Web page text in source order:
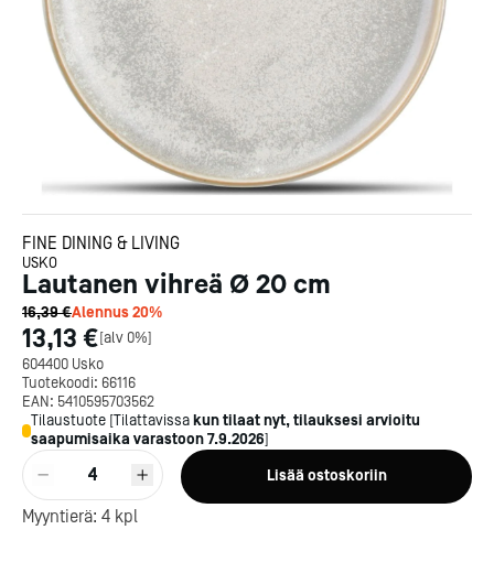
FINE DINING & LIVING
USKO
Lautanen vihreä Ø 20 cm
16,39 €Alennus20%
13,13 €[alv 0%]
604400 Usko
Tuotekoodi: 66116
EAN: 5410595703562
Tilaustuote [Tilattavissa kun tilaat nyt, tilauksesi arvioitu
saapumisaika varastoon7.9.2026]
4 Lisää ostoskoriin
Myyntierä: 4 kpl
Kotipizza on vuonna 1987
perustettu yritys, jolla on yli
300 ravintolaa eri puolella
Suomea. Dieta on tehnyt